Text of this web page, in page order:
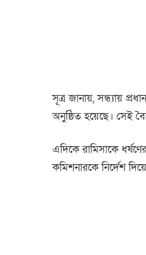
সূত্র জানায়, সন্ধ্যায়
অনুষ্ঠিত হয়েছে। সেই
এদিকে রামিসাকে
কমিশনারকে নির্দেশ